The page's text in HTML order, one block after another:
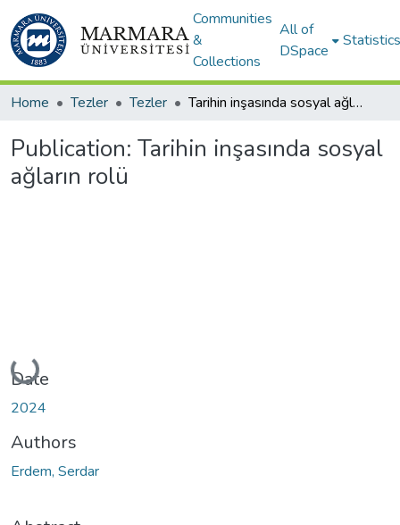
Communities
&
Collections
All of
DSpace
Statistics
Home Tezler Tezler Tarihin inşasında sosyal ağların rolü
Publication: Tarihin inşasında sosyal
ağların rolü
Loading...
Date
2024
Authors
Erdem, Serdar